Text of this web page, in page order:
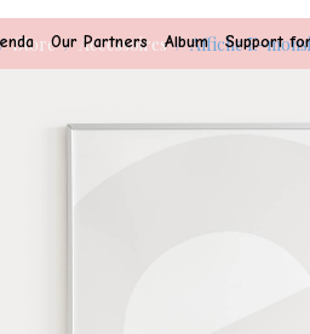
Our Partners Album Support
Store Accessoires Affiche E-